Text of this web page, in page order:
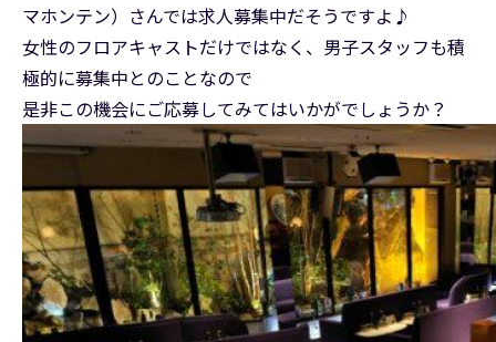
マホンテン）さんでは求人募集中だそうですよ♪
女性のフロアキャストだけではなく、男子スタッフも積
極的に募集中とのことなので
是非この機会にご応募してみてはいかがでしょうか？